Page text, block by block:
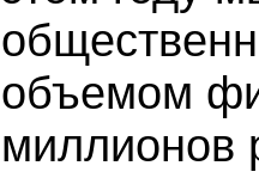
объемом
миллионов